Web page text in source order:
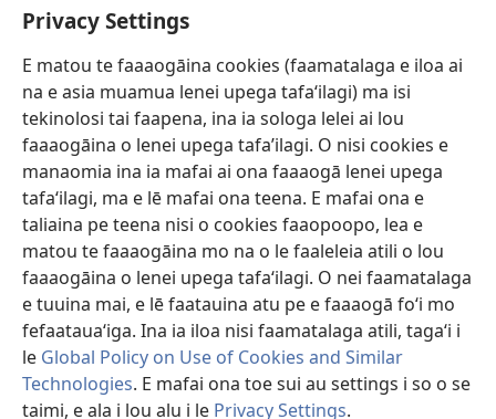
Privacy Settings
E matou te faaaogāina cookies (faamatalaga e iloa ai
na e asia muamua lenei upega tafaʻilagi) ma isi
tekinolosi tai faapena, ina ia sologa lelei ai lou
faaaogāina o lenei upega tafa’ilagi. O nisi cookies e
manaomia ina ia mafai ai ona faaaogā lenei upega
tafaʻilagi, ma e lē mafai ona teena. E mafai ona e
taliaina pe teena nisi o cookies faaopoopo, lea e
matou te faaaogāina mo na o le faaleleia atili o lou
faaaogāina o lenei upega tafaʻilagi. O nei faamatalaga
e tuuina mai, e lē faatauina atu pe e faaaogā foʻi mo
fefaatauaʻiga. Ina ia iloa nisi faamatalaga atili, tagaʻi i
le Global Policy on Use of Cookies and Similar
Technologies. E mafai ona toe sui au settings i so o se
taimi, e ala i lou alu i le Privacy Settings.
Faamatalaga mo Ofisa o le Malo
(tatala
se
polokalame)
Lomiga Faale-Tusi Paia I LE INITANETI™
(tatala
se
isi
polokalame)
JW Hub
(tatala
se
isi
polokalame)
App o le JW Library
Copyright© 2026 Watch Tower Bible and Tract Society of Pennsylvania.
AIĀIGA MO LE FAAAOGĀINA|MALIEGA FAALETULAFONO